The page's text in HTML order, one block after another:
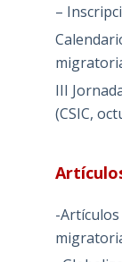
–
III
(CSIC,
-